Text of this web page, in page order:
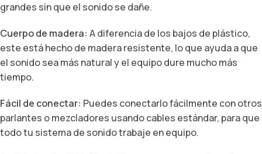
grandes sin que el sonido se dañe.
Cuerpo de madera: A diferencia de los bajos de plástico,
este está hecho de madera resistente, lo que ayuda a que
el sonido sea más natural y el equipo dure mucho más
tiempo.
Fácil de conectar: Puedes conectarlo fácilmente con otros
parlantes o mezcladores usando cables estándar, para que
todo tu sistema de sonido trabaje en equipo.